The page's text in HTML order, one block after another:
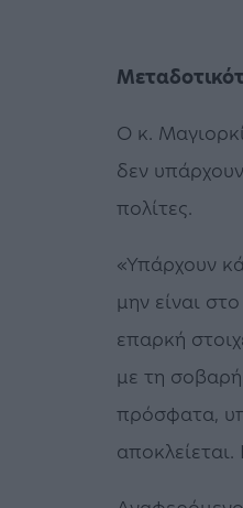
Ο κ.
δεν
πολίτες.
«Υπάρχουν
μην είναι
επαρκή
με τη
πρόσφατα,